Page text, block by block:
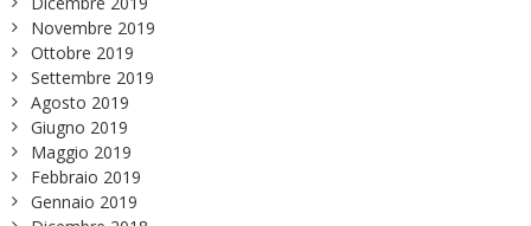
Novembre 2019
Ottobre 2019
Settembre 2019
Agosto 2019
Giugno 2019
Maggio 2019
Febbraio 2019
Gennaio 2019